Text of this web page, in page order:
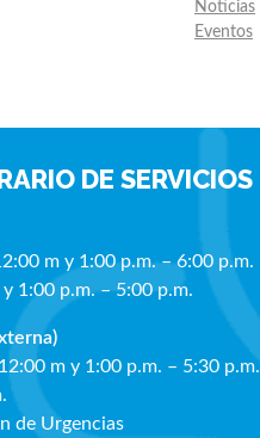
Noticias
Eventos
DE SERVICIOS
m y 1:00 p.m. – 6:00 p.m.
1:00 p.m. – 5:00 p.m.
m y 1:00 p.m. – 5:30 p.m.
de Urgencias